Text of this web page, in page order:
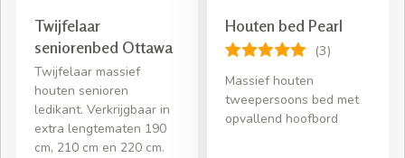
Twijfelaar
seniorenbed Ottawa
Twijfelaar massief
houten senioren
ledikant. Verkrijgbaar in
extra lengtematen 190
cm, 210 cm en 220 cm.
Houten bed Pearl
(3)
Massief houten
tweepersoons bed met
opvallend hoofbord